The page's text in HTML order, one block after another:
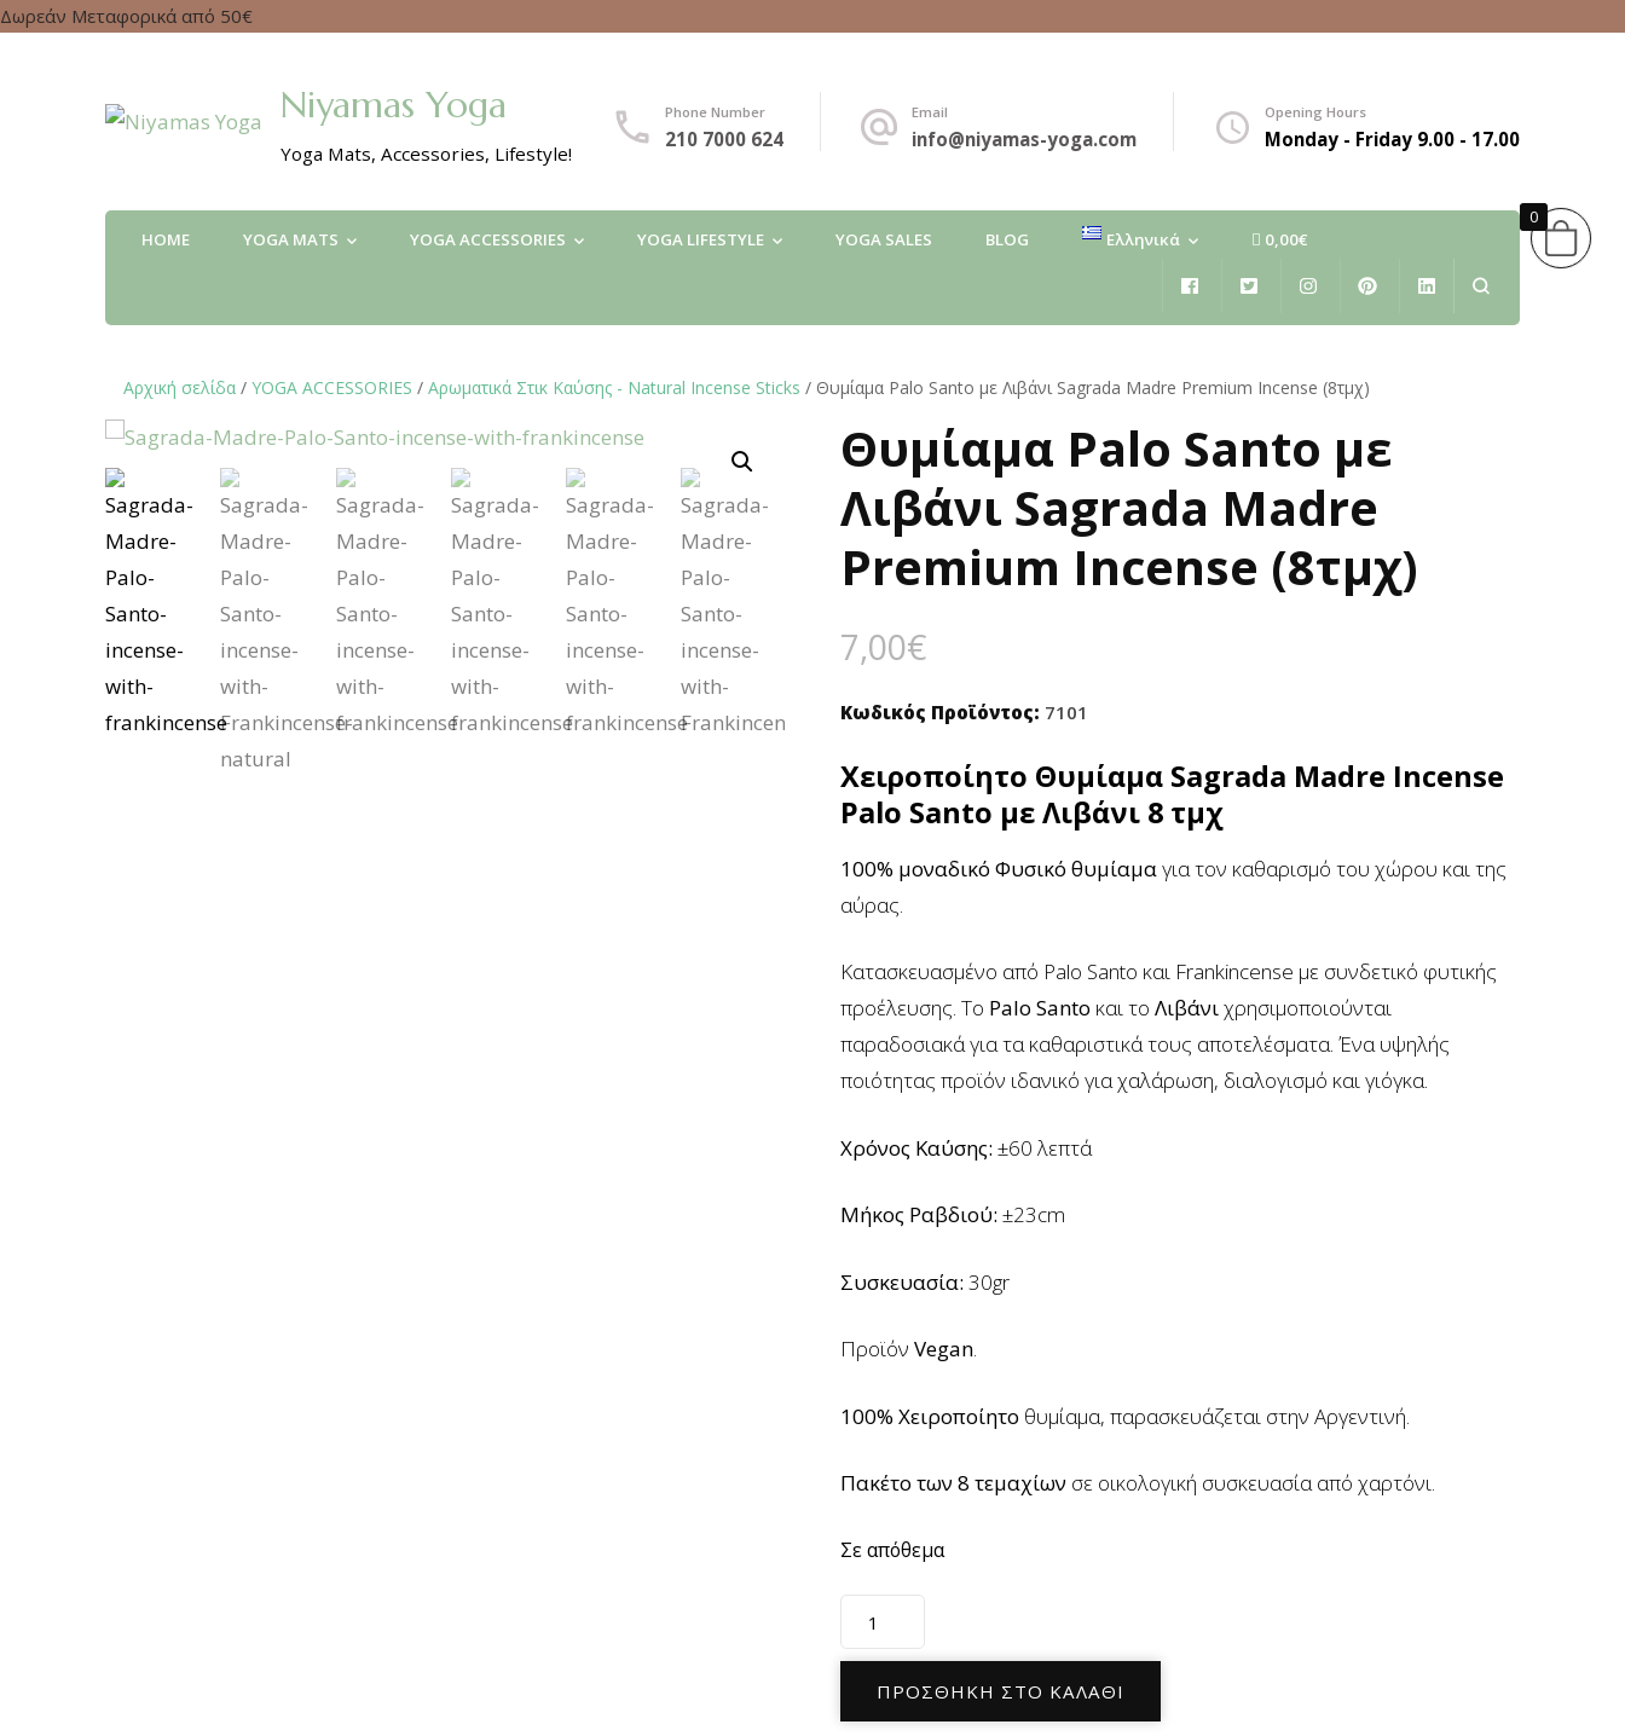
Δωρεάν Μεταφορικά από 50€
Niyamas Yoga
Yoga Mats, Accessories, Lifestyle!
Phone Number
210 7000 624
Email
info@niyamas-yoga.com
Opening Hours
Monday - Friday 9.00 - 17.00
HOME YOGA MATS YOGA ACCESSORIES YOGA LIFESTYLE YOGA SALES BLOG Ελληνικά 0,00€
Αρχική σελίδα / YOGA ACCESSORIES / Αρωματικά Στικ Καύσης - Natural Incense Sticks / Θυμίαμα Palo Santo με Λιβάνι Sagrada Madre Premium Incense (8τμχ)
Θυμίαμα Palo Santo με
Λιβάνι Sagrada Madre
Premium Incense (8τμχ)
7,00€
Κωδικός Προϊόντος: 7101
Χειροποίητο Θυμίαμα Sagrada Madre Incense
Palo Santo με Λιβάνι 8 τμχ
100% μοναδικό Φυσικό θυμίαμαγια τον καθαρισμό του χώρου και της
αύρας.
Κατασκευασμένο από Palo Santo και Frankincense με συνδετικό φυτικής
προέλευσης. Το Palo Santo και τοΛιβάνιχρησιμοποιούνται
παραδοσιακά για τα καθαριστικά τους αποτελέσματα. Ένα υψηλής
ποιότητας προϊόν ιδανικό για χαλάρωση, διαλογισμό και γιόγκα.
Χρόνος Καύσης: ±60 λεπτά
Μήκος Ραβδιού: ±23cm
Συσκευασία: 30gr
ΠροϊόνVegan.
100% Χειροποίητο θυμίαμα, παρασκευάζεται στην Αργεντινή.
Πακέτο των 8 τεμαχίων σε οικολογική συσκευασία από χαρτόνι.
Σε απόθεμα
Θυμίαμα
Palo
Santo
με
ΠΡΟΣΘΉΚΗ ΣΤΟ ΚΑΛΆΘΙ
0